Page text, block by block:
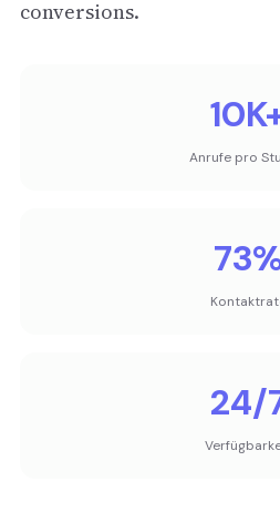
conversions.
Anrufe pro
24/